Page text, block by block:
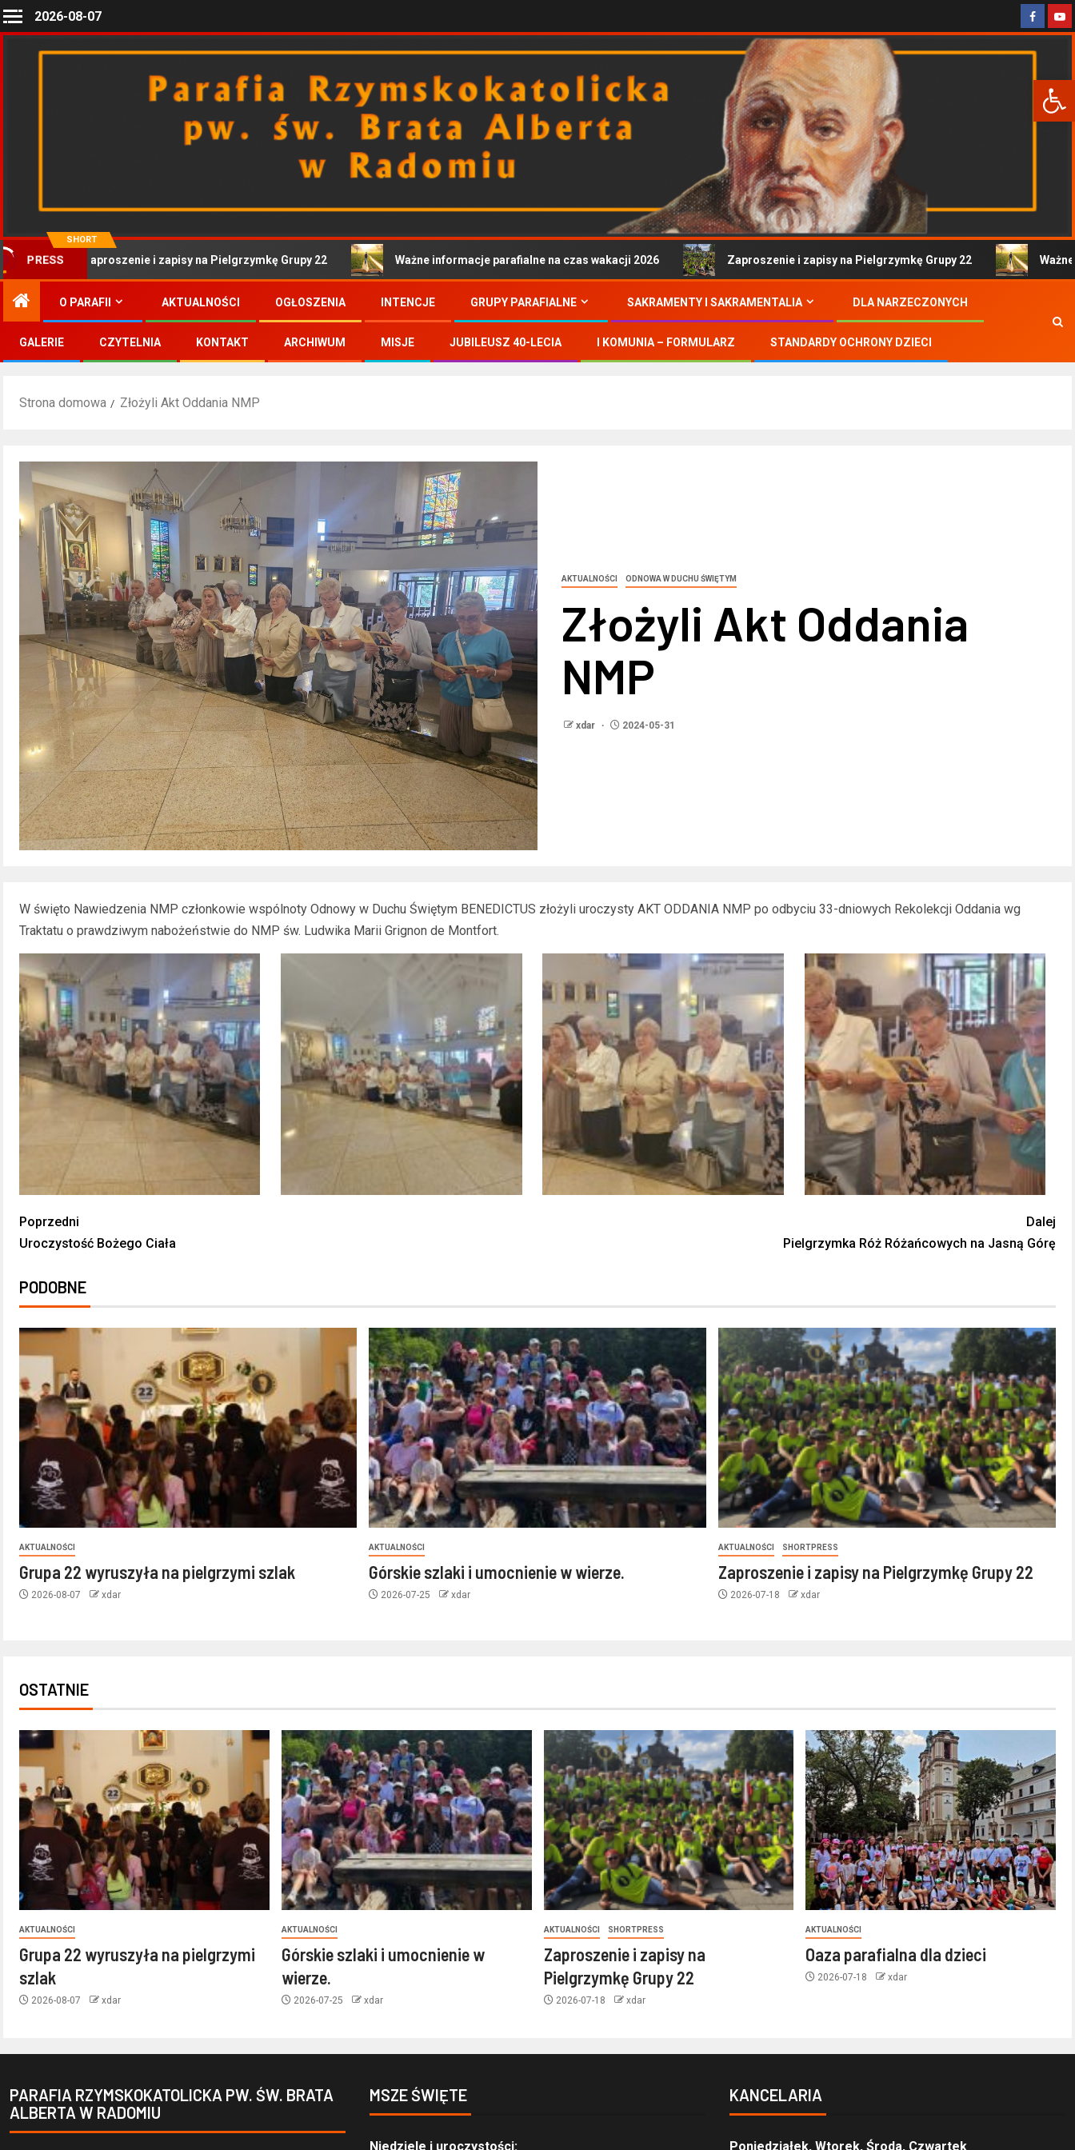
2026-08-07
SHORT
PRESSZaproszenie i zapisy na Pielgrzymkę Grupy 22 Ważne informacje parafialne na czas wakacji 2026 Zaproszenie i zapisy na Pielgrzymkę Grupy 22 Ważne
O PARAFII AKTUALNOŚCI OGŁOSZENIA INTENCJE GRUPY PARAFIALNE SAKRAMENTY I SAKRAMENTALIA DLA NARZECZONYCH
GALERIE CZYTELNIA KONTAKT ARCHIWUM MISJE JUBILEUSZ 40-LECIA I KOMUNIA – FORMULARZ STANDARDY OCHRONY DZIECI
Strona domowa Złożyli Akt Oddania NMP
AKTUALNOŚCI ODNOWA W DUCHU ŚWIĘTYM
Złożyli Akt Oddania
NMP
xdar 2024-05-31
W święto Nawiedzenia NMP członkowie wspólnoty Odnowy w Duchu Świętym BENEDICTUS złożyli uroczysty AKT ODDANIA NMP po odbyciu 33-dniowych Rekolekcji Oddania wg
Traktatu o prawdziwym nabożeństwie do NMP św. Ludwika Marii Grignon de Montfort.
Poprzedni
Uroczystość Bożego Ciała
Dalej
Pielgrzymka Róż Różańcowych na Jasną Górę
PODOBNE
AKTUALNOŚCI
Grupa 22 wyruszyła na pielgrzymi szlak
2026-08-07 xdar
AKTUALNOŚCI
Górskie szlaki i umocnienie w wierze.
2026-07-25 xdar
AKTUALNOŚCI SHORTPRESS
Zaproszenie i zapisy na Pielgrzymkę Grupy 22
2026-07-18 xdar
OSTATNIE
AKTUALNOŚCI
Grupa 22 wyruszyła na pielgrzymi
szlak
2026-08-07 xdar
AKTUALNOŚCI
Górskie szlaki i umocnienie w
wierze.
2026-07-25 xdar
AKTUALNOŚCI SHORTPRESS
Zaproszenie i zapisy na
Pielgrzymkę Grupy 22
2026-07-18 xdar
AKTUALNOŚCI
Oaza parafialna dla dzieci
2026-07-18 xdar
PARAFIA RZYMSKOKATOLICKA PW. ŚW. BRATA
ALBERTA W RADOMIU
MSZE ŚWIĘTE
Niedziele i uroczystości:
KANCELARIA
Poniedziałek, Wtorek, Środa, Czwartek